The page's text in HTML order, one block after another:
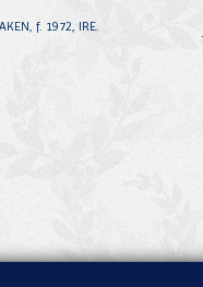
f. 1972, IRE.